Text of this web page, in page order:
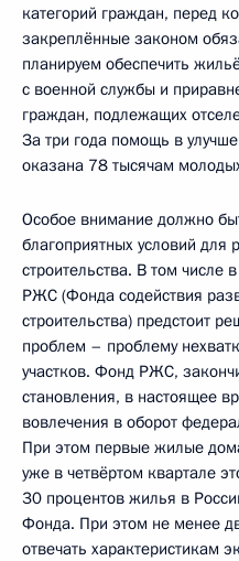
категорий граждан, перед
закреплённые законом
планируем обеспечить
с военной службы и
граждан, подлежащих
За три года помощь в
оказана 78 тысячам
Особое внимание должно
благоприятных условий
строительства. В том числе
РЖС (Фонда содействия
строительства) предстоит
проблем – проблему
участков. Фонд РЖС,
становления, в настоящее
вовлечения в оборот
При этом первые жилые
уже в четвёртом квартале
30 процентов жилья в
Фонда. При этом не менее
отвечать характеристикам